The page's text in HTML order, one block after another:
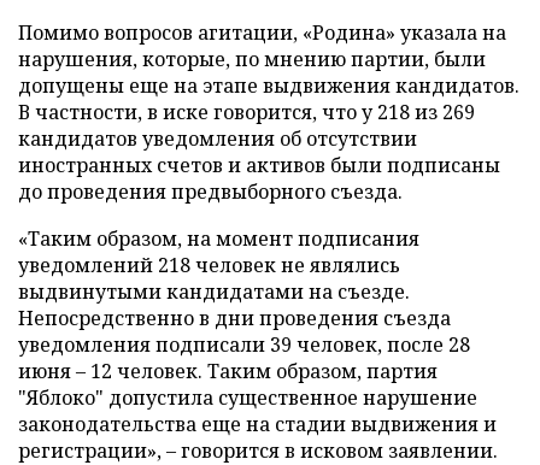
Помимо вопросов агитации, «Родина» указала на
нарушения, которые, по мнению партии, были
допущены еще на этапе выдвижения кандидатов.
В частности, в иске говорится, что у 218 из 269
кандидатов уведомления об отсутствии
иностранных счетов и активов были подписаны
до проведения предвыборного съезда.
«Таким образом, на момент подписания
уведомлений 218 человек не являлись
выдвинутыми кандидатами на съезде.
Непосредственно в дни проведения съезда
уведомления подписали 39 человек, после 28
июня – 12 человек. Таким образом, партия
"Яблоко" допустила существенное нарушение
законодательства еще на стадии выдвижения и
регистрации», – говорится в исковом заявлении.